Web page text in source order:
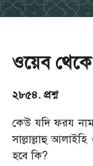
ওয়েব থেকে
২৮৫৪. প্রশ্ন
কেউ যদি ফরয
সাল্লাল্লাহু
হবে কি?